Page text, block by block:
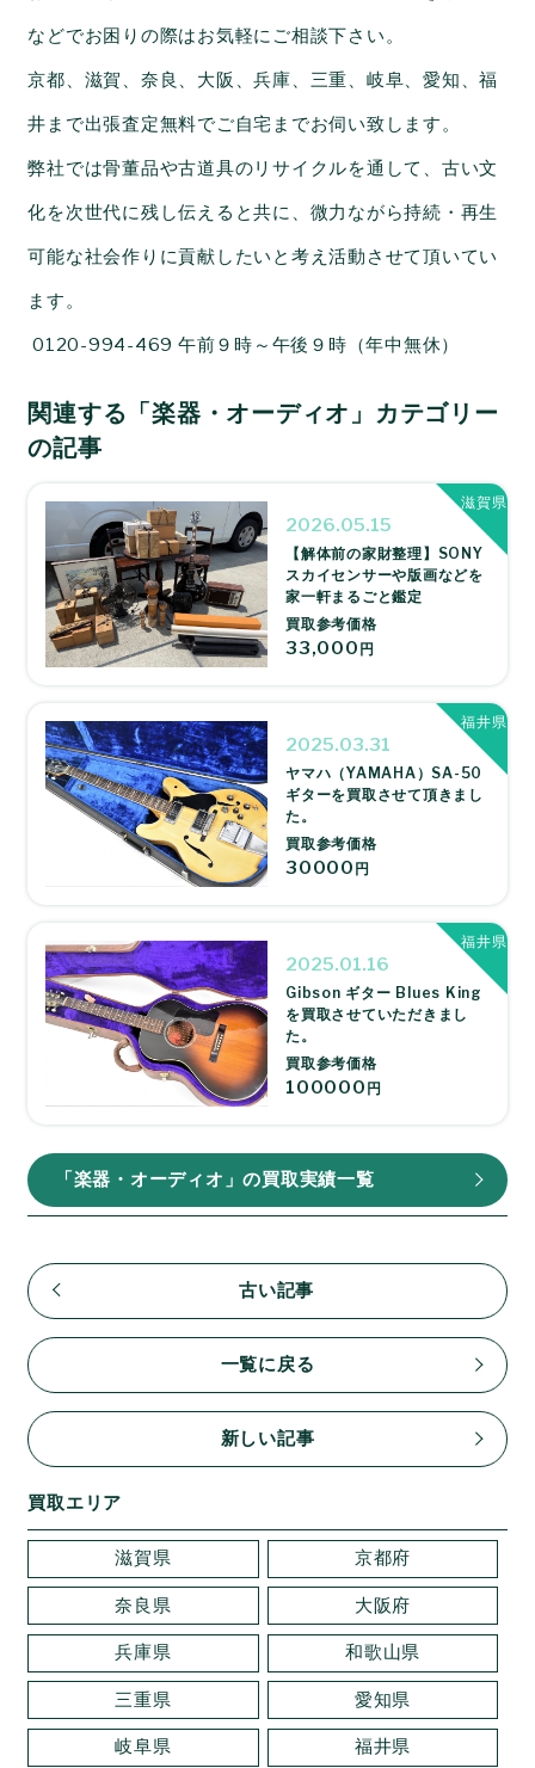
などでお困りの際はお気軽にご相談下さい。
京都、滋賀、奈良、大阪、兵庫、三重、岐阜、愛知、福
井まで出張査定無料でご自宅までお伺い致します。
弊社では骨董品や古道具のリサイクルを通して、古い文
化を次世代に残し伝えると共に、微力ながら持続・再生
可能な社会作りに貢献したいと考え活動させて頂いてい
ます。
0120-994-469 午前９時～午後９時（年中無休）
関連する「楽器・オーディオ」カテゴリー
の記事
2026.05.15
【解体前の家財整理】SONY
スカイセンサーや版画などを
家一軒まるごと鑑定
買取参考価格
33,000 円
滋賀県
2025.03.31
ヤマハ（YAMAHA）SA-50
ギターを買取させて頂きまし
た。
買取参考価格
30000 円
福井県
2025.01.16
Gibson ギター Blues King
を買取させていただきまし
た。
買取参考価格
100000 円
福井県
「楽器・オーディオ」の買取実績一覧
古い記事
一覧に戻る
新しい記事
買取エリア
滋賀県 京都府
奈良県 大阪府
兵庫県 和歌山県
三重県 愛知県
岐阜県 福井県